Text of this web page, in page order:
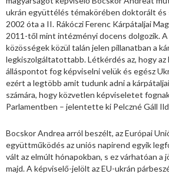
ukrán együttélés témakörében doktorált
2002 óta a II. Rákóczi Ferenc Kárpátaljai
2011-től mint intézményi docens dolgozik.
közösségek közül talán jelen pillanatban a
legkiszolgáltatottabb. Létkérdés az, hogy az
álláspontot fog képviselni velük és egész
ezért a legtöbb amit tudunk adni a
számára, hogy közvetlen képviseletet
Parlamentben – jelentette ki Pelczné Gáll
Bocskor Andrea arról beszélt, az Európai
együttműködés az uniós napirend egyik
vált az elmúlt hónapokban, s ez várhatóan a
majd. A képviselő-jelölt az EU-ukrán